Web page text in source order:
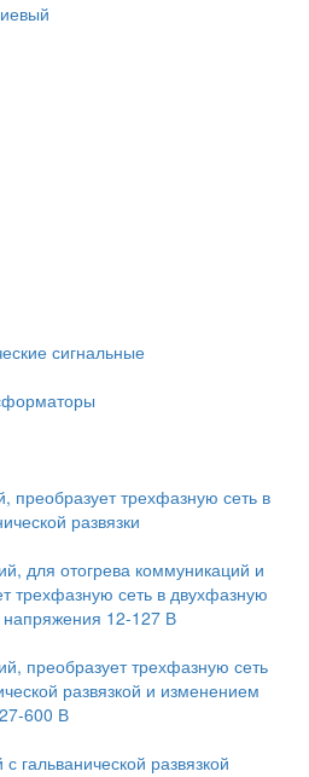
сигнальные
трехфазную сеть в
развязки
для отогрева коммуникаций и
трехфазную сеть в двухфазную
12-127 В
преобразует трехфазную сеть
развязкой и изменением
600 В
развязкой